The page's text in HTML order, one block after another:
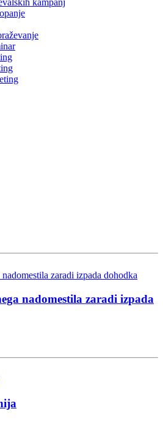
kampanj
nadomestila zaradi izpada